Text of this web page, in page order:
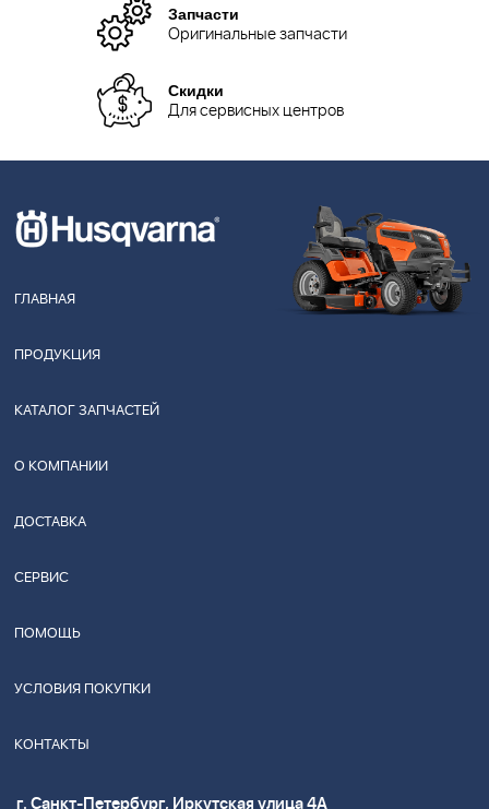
Запчасти
Оригинальные запчасти
Скидки
Для сервисных центров
ГЛАВНАЯ
ПРОДУКЦИЯ
КАТАЛОГ ЗАПЧАСТЕЙ
О КОМПАНИИ
ДОСТАВКА
СЕРВИС
ПОМОЩЬ
УСЛОВИЯ ПОКУПКИ
КОНТАКТЫ